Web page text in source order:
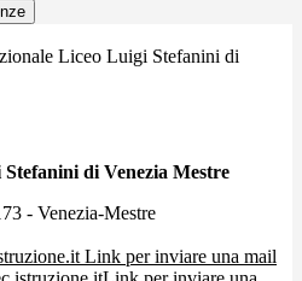
Liceo Luigi Stefanini di
di Venezia Mestre
- Venezia-Mestre
Link per inviare una mail